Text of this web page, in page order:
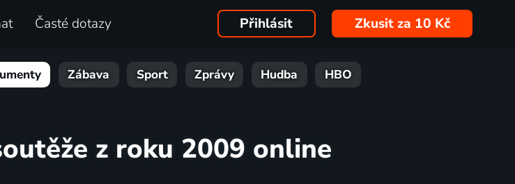
Časté dotazy Přihlásit Zkusit za 10 Kč
Zábava Sport Zprávy Hudba HBO
z roku 2009 online